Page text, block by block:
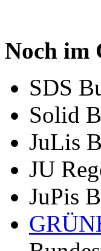
Noch im
SDS
Solid
JuLis
JU
JuPis